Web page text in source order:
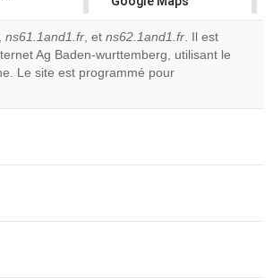
correctly.
Do you
own this
ns61.1and1.fr, et ns62.1and1.fr. Il est
Ag Baden-wurttemberg, utilisant le
Le site est programmé pour